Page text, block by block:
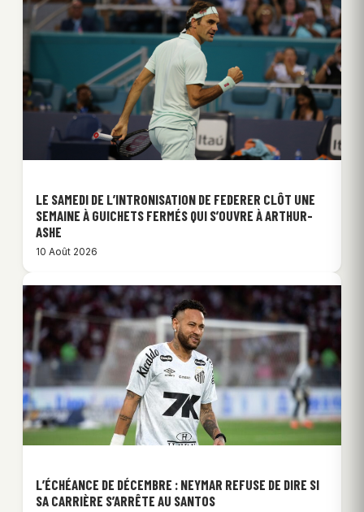
LE SAMEDI DE L’INTRONISATION DE FEDERER CLÔT UNE
SEMAINE À GUICHETS FERMÉS QUI S’OUVRE À ARTHUR-
ASHE
10 Août 2026
L’ÉCHÉANCE DE DÉCEMBRE : NEYMAR REFUSE DE DIRE SI
SA CARRIÈRE S’ARRÊTE AU SANTOS